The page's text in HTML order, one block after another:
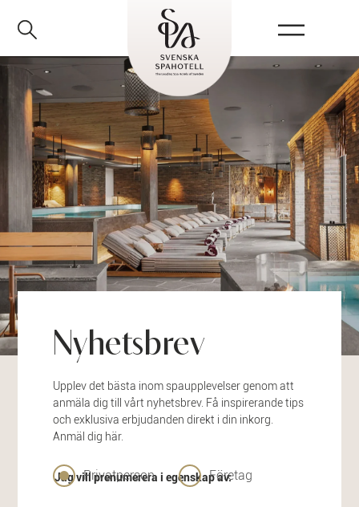
Nyhetsbrev
Upplev det bästa inom spaupplevelser genom att
anmäla dig till vårt nyhetsbrev. Få inspirerande tips
och exklusiva erbjudanden direkt i din inkorg.
Anmäl dig här.
Jag vill prenumerera i egenskap av:
Privatperson Företag